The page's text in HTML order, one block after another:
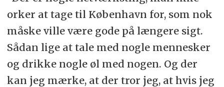
orker at tage til København for, som nok
måske ville være gode på længere sigt.
Sådan lige at tale med nogle mennesker
og drikke nogle øl med nogen. Og der
kan jeg mærke, at der tror jeg, at hvis jeg